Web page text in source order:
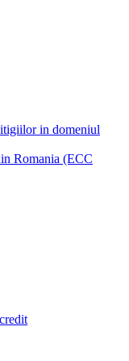
in domeniul
Romania (ECC